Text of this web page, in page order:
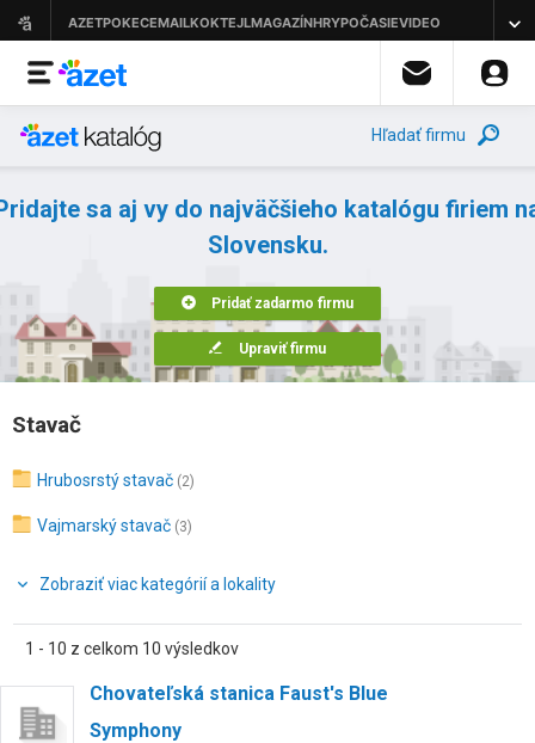
Hľadať firmu
sa aj vy do najväčšieho katalógu firiem
Slovensku.
Pridať zadarmo firmu
Upraviť firmu
Stavač
Hrubosrstý stavač (2)
Vajmarský stavač (3)
Zobraziť viac kategórií a lokality
1 - 10 z celkom 10 výsledkov
Chovateľská stanica Faust's Blue
Symphony